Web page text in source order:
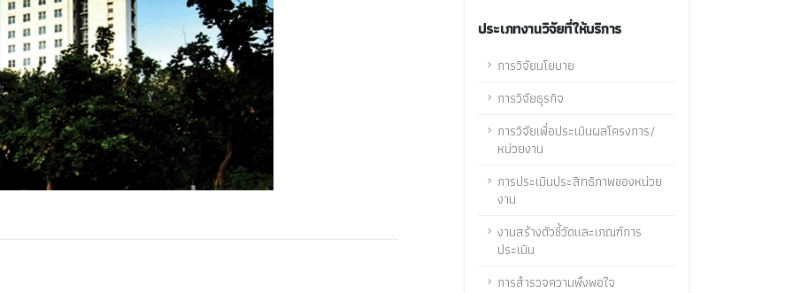
ประเภทงานวิจัยที่ให้บริการ
การวิจัยนโยบาย
การวิจัยธุรกิจ
การวิจัยเพื่อประเมินผลโครงการ/
หน่วยงาน
การประเมินประสิทธิภาพของหน่วย
งาน
งานสร้างตัวชี้วัดและเกณฑ์การ
ประเมิน
การสำรวจความพึงพอใจ